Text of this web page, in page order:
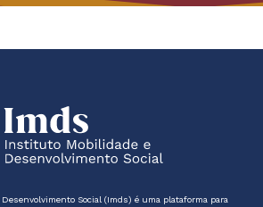
Social (Imds) é uma plataforma para